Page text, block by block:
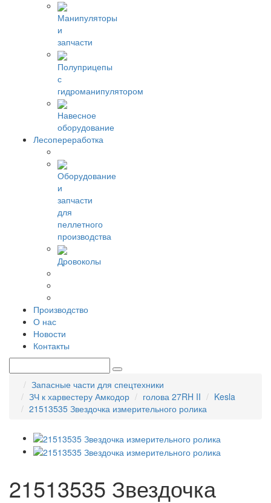
Манипуляторы
и
запчасти
Полуприцепы
с
гидроманипулятором
Навесное
оборудование
Лесопереработка
Оборудование
и
запчасти
для
пеллетного
производства
Дровоколы
Производство
О нас
Новости
Контакты
Запасные части для спецтехники
ЗЧ к харвестеру Амкодор
голова 27RH II
Kesla
21513535 Звездочка измерительного ролика
21513535 Звездочка